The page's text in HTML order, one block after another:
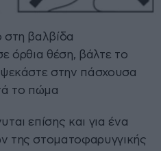
στη βαλβίδα
όρθια θέση, βάλτε το
στην πάσχουσα
το πώμα
επίσης και για ένα
της στοματοφαρυγγικής